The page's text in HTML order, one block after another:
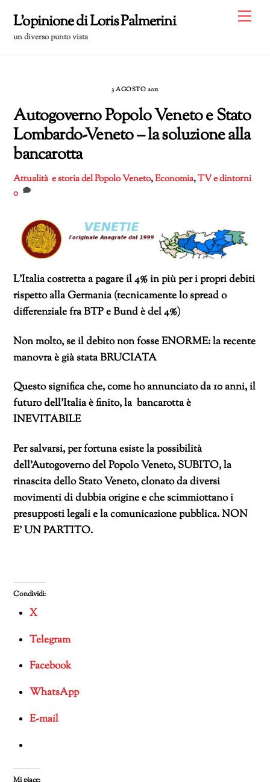
content
L'opinione di Loris Palmerini
un diverso punto vista
3 AGOSTO 2011
Autogoverno Popolo Veneto e Stato
Lombardo-Veneto – la soluzione alla
bancarotta
Attualità e storia del Popolo Veneto,Economia,TV e dintorni
0
L’Italia costretta a pagare il 4% in più per i propri debiti
rispetto alla Germania (tecnicamente lo spread o
differenziale fra BTP e Bund è del 4%)
Non molto, se il debito non fosse ENORME: la recente
manovra è già stata BRUCIATA
Questo significa che, come ho annunciato da 10 anni, il
futuro dell’Italia è finito, la bancarotta è
INEVITABILE
Per salvarsi, per fortuna esiste la possibilità
dell’Autogoverno del Popolo Veneto, SUBITO, la
rinascita dello Stato Veneto, clonato da diversi
movimenti di dubbia origine e che scimmiottano i
presupposti legali e la comunicazione pubblica. NON
E’ UN PARTITO.
Condividi:
X
Telegram
Facebook
WhatsApp
E-mail